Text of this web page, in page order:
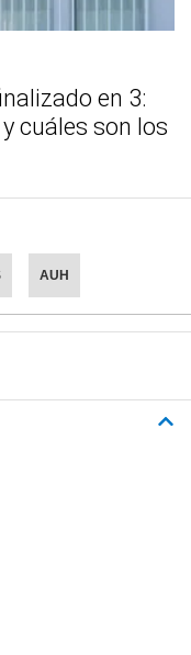
en 3:
cuáles son los
AUH